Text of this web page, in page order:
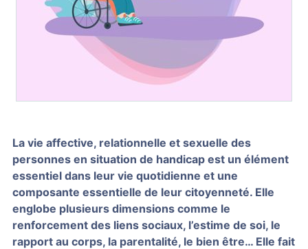
La vie affective, relationnelle et sexuelle des
personnes en situation de handicap est un élément
essentiel dans leur vie quotidienne et une
composante essentielle de leur citoyenneté. Elle
englobe plusieurs dimensions comme le
renforcement des liens sociaux, l’estime de soi, le
rapport au corps, la parentalité, le bien être… Elle fait